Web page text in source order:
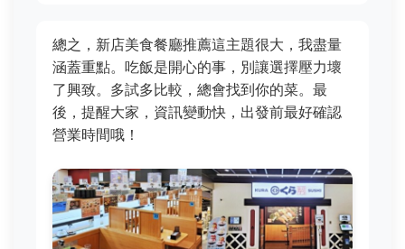
總之，新店美食餐廳推薦這主題很大，我盡量
涵蓋重點。吃飯是開心的事，別讓選擇壓力壞
了興致。多試多比較，總會找到你的菜。最
後，提醒大家，資訊變動快，出發前最好確認
營業時間哦！